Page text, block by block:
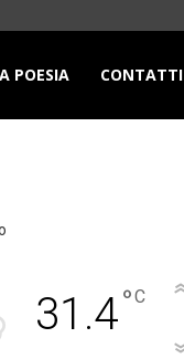
POESIA CONTATTI
31.4°C